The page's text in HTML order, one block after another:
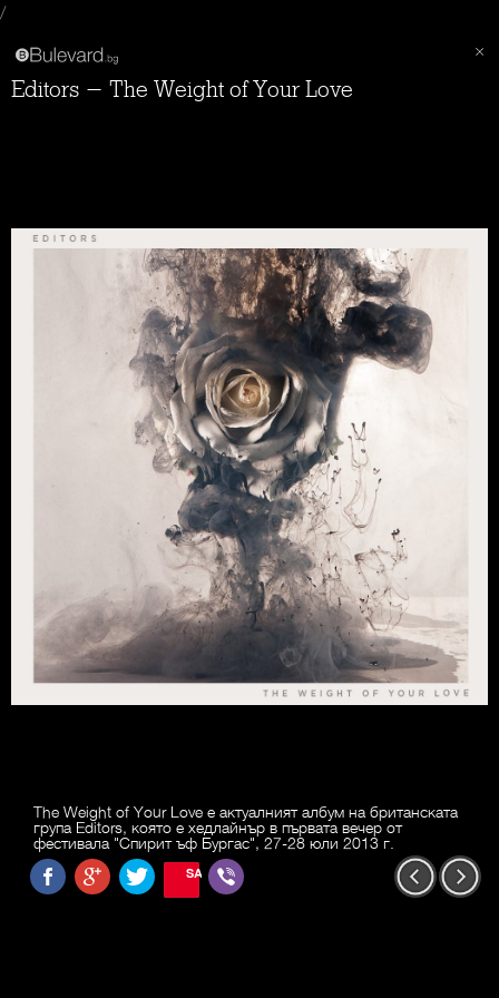
/
Editors - The Weight of Your Love
The Weight of Your Love е актуалният албум на британската
група Editors, която е хедлайнър в първата вечер от
фестивала "Спирит ъф Бургас", 27-28 юли 2013 г.
SAVE